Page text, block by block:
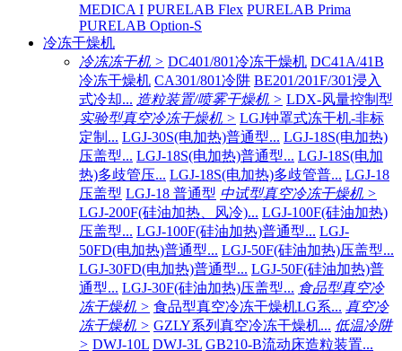
MEDICA I PURELAB Flex PURELAB Prima
PURELAB Option-S
冷冻干燥机
冷冻冻干机 > DC401/801冷冻干燥机 DC41A/41B
冷冻干燥机 CA301/801冷阱 BE201/201F/301浸入
式冷却... 造粒装置/喷雾干燥机 > LDX-风量控制型
实验型真空冷冻干燥机 > LGJ钟罩式冻干机-非标
定制... LGJ-30S(电加热)普通型... LGJ-18S(电加热)
压盖型... LGJ-18S(电加热)普通型... LGJ-18S(电加
热)多歧管压... LGJ-18S(电加热)多歧管普... LGJ-18
压盖型 LGJ-18 普通型 中试型真空冷冻干燥机 >
LGJ-200F(硅油加热、风冷)... LGJ-100F(硅油加热)
压盖型... LGJ-100F(硅油加热)普通型... LGJ-
50FD(电加热)普通型... LGJ-50F(硅油加热)压盖型...
LGJ-30FD(电加热)普通型... LGJ-50F(硅油加热)普
通型... LGJ-30F(硅油加热)压盖型... 食品型真空冷
冻干燥机 > 食品型真空冷冻干燥机LG系... 真空冷
冻干燥机 > GZLY系列真空冷冻干燥机... 低温冷阱
> DWJ-10L DWJ-3L GB210-B流动床造粒装置...